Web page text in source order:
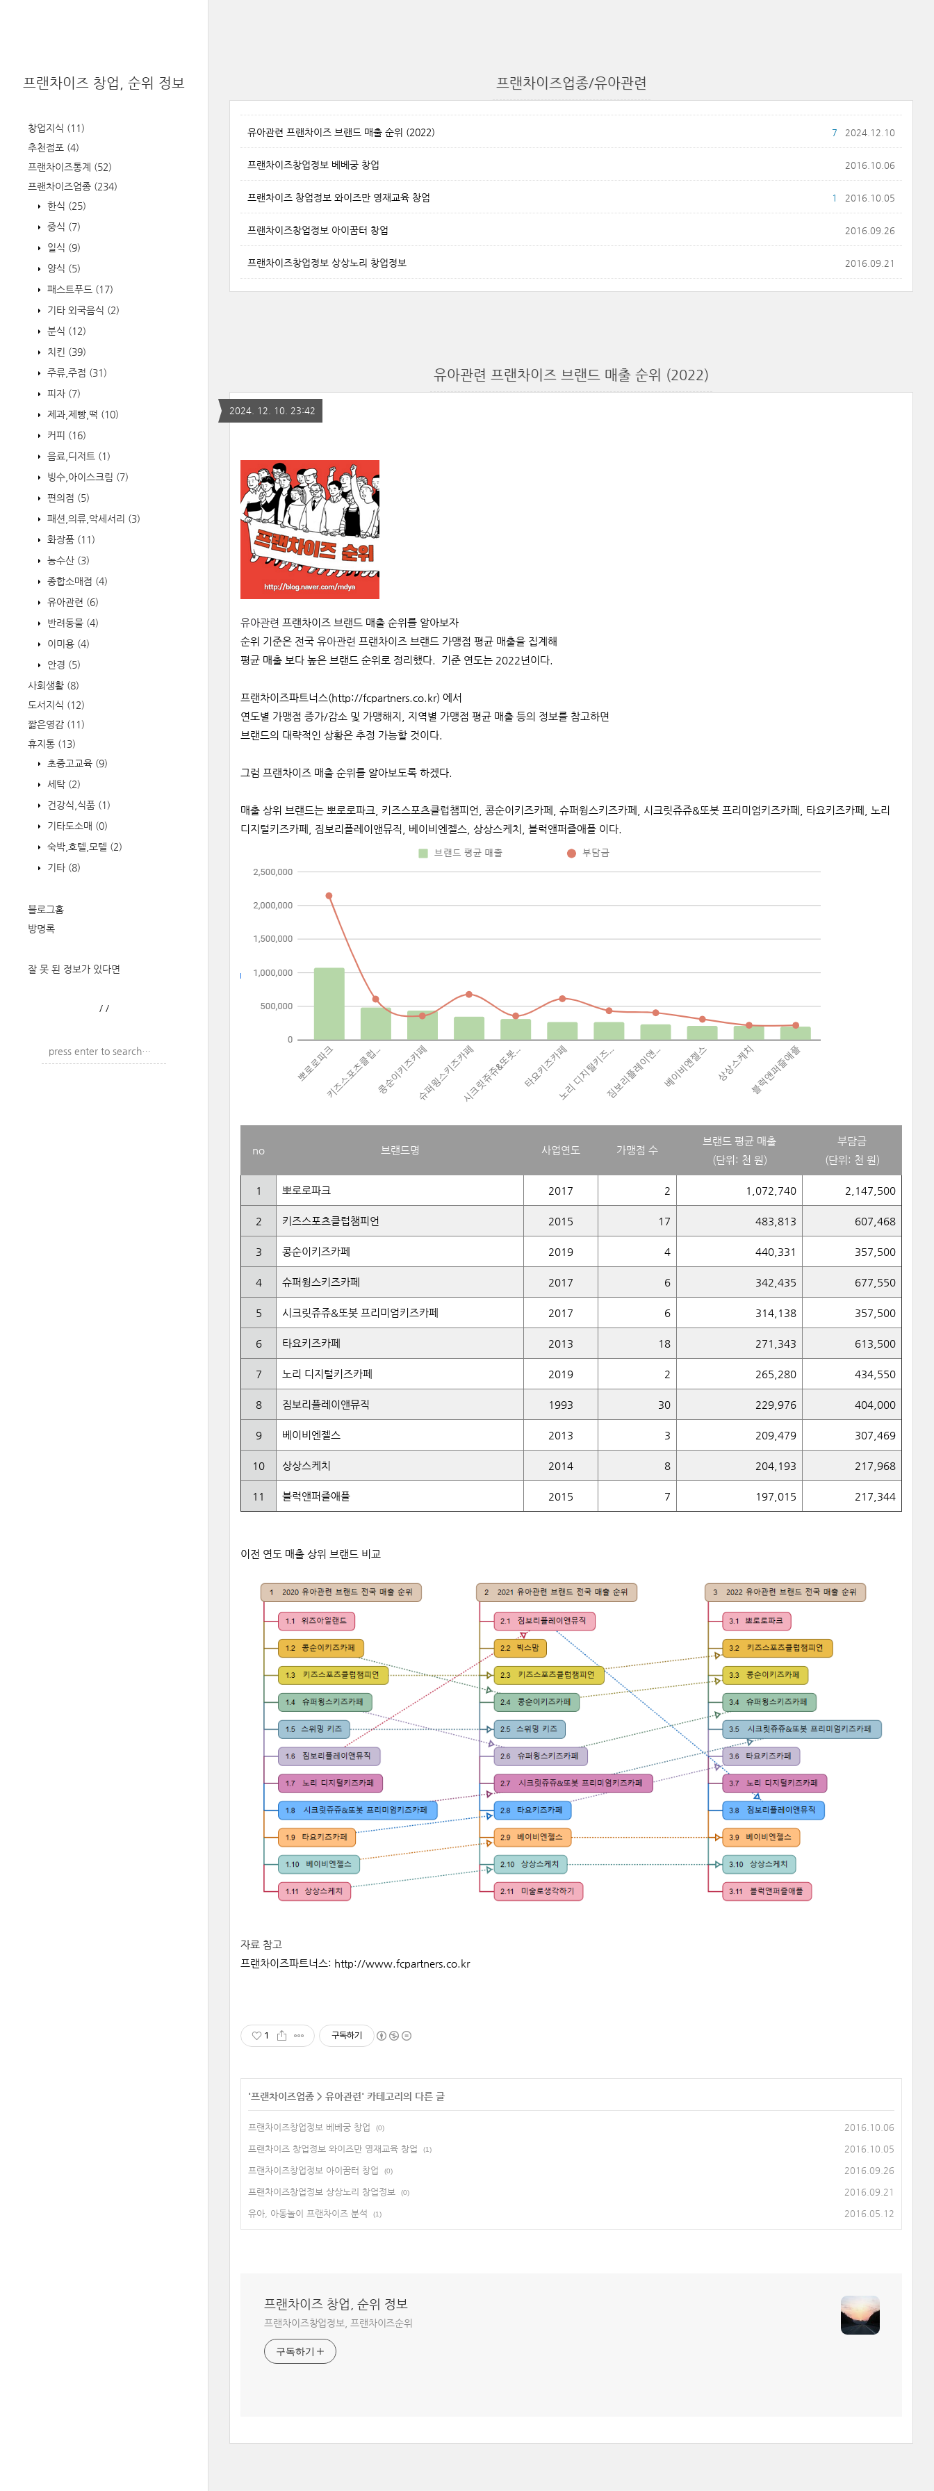
프랜차이즈 창업, 순위 정보
창업지식 (11)
추천점포 (4)
프랜차이즈통계 (52)
프랜차이즈업종 (234)
한식 (25)
중식 (7)
일식 (9)
양식 (5)
패스트푸드 (17)
기타 외국음식 (2)
분식 (12)
치킨 (39)
주류,주점 (31)
피자 (7)
제과,제빵,떡 (10)
커피 (16)
음료,디저트 (1)
빙수,아이스크림 (7)
편의점 (5)
패션,의류,악세서리 (3)
화장품 (11)
농수산 (3)
종합소매점 (4)
유아관련 (6)
반려동물 (4)
이미용 (4)
안경 (5)
사회생활 (8)
도서지식 (12)
짧은영감 (11)
휴지통 (13)
초중고교육 (9)
세탁 (2)
건강식,식품 (1)
기타도소매 (0)
숙박,호텔,모텔 (2)
기타 (8)
블로그홈
방명록
잘 못 된 정보가 있다면
/ /
프랜차이즈업종/유아관련
유아관련 프랜차이즈 브랜드 매출 순위 (2022) 2024.12.10
7
프랜차이즈창업정보 베베궁 창업 2016.10.06
프랜차이즈 창업정보 와이즈만 영재교육 창업 2016.10.05
1
프랜차이즈창업정보 아이꿈터 창업 2016.09.26
프랜차이즈창업정보 상상노리 창업정보 2016.09.21
유아관련 프랜차이즈 브랜드 매출 순위 (2022)
2024. 12. 10. 23:42
유아관련 프랜차이즈 브랜드 매출 순위를 알아보자
순위 기준은 전국 유아관련 프랜차이즈 브랜드 가맹점 평균 매출을 집계해
평균 매출 보다 높은 브랜드 순위로 정리했다 기준 연도는 2022년이다.
프랜차이즈파트너스(http://fcpartners.co.kr) 에서
연도별 가맹점 증가/감소 및 가맹해지, 지역별 가맹점 평균 매출 등의 정보를 참고하면
브랜드의 대략적인 상황은 추정 가능할 것이다
그럼 프랜차이즈 매출 순위를 알아보도록 하겠다.
매출 상위 브랜드는 뽀로로파크, 키즈스포츠클럽챔피언, 콩순이키즈카페, 슈퍼윙스키즈카페, 시크릿쥬쥬&또봇 프리미엄키즈카페, 타요키즈카페, 노리
디지털키즈카페, 짐보리플레이앤뮤직, 베이비엔젤스, 상상스케치, 블럭앤퍼즐애플 이다.
no 브랜드명 사업연도 가맹점 수
브랜드 평균 매출
(단위: 천 원)
부담금
(단위: 천 원)
1 뽀로로파크 2017 2 1,072,740 2,147,500
2 키즈스포츠클럽챔피언 2015 17 483,813 607,468
3 콩순이키즈카페 2019 4 440,331 357,500
4 슈퍼윙스키즈카페 2017 6 342,435 677,550
5 시크릿쥬쥬&또봇 프리미엄키즈카페 2017 6 314,138 357,500
6 타요키즈카페 2013 18 271,343 613,500
7 노리 디지털키즈카페 2019 2 265,280 434,550
8 짐보리플레이앤뮤직 1993 30 229,976 404,000
9 베이비엔젤스 2013 3 209,479 307,469
10 상상스케치 2014 8 204,193 217,968
11 블럭앤퍼즐애플 2015 7 197,015 217,344
이전 연도 매출 상위 브랜드 비교
자료 참고
프랜차이즈파트너스: http://www.fcpartners.co.kr
1 구독하기
'프랜차이즈업종 > 유아관련 ' 카테고리의 다른 글
프랜차이즈창업정보 베베궁 창업 (0) 2016.10.06
프랜차이즈 창업정보 와이즈만 영재교육 창업 (1) 2016.10.05
프랜차이즈창업정보 아이꿈터 창업 (0) 2016.09.26
프랜차이즈창업정보 상상노리 창업정보 (0) 2016.09.21
유아, 아동놀이 프랜차이즈 분석 (1) 2016.05.12
프랜차이즈 창업, 순위 정보
프랜차이즈창업정보, 프랜차이즈순위
구독하기